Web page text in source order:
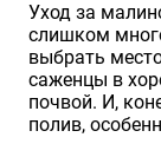
Уход за
слишком
выбрать
саженцы в
почвой. И,
полив,